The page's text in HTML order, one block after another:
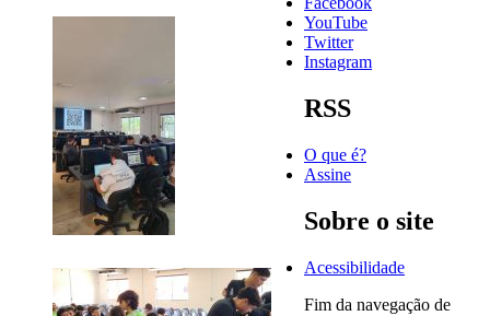
YouTube
Twitter
Instagram
RSS
O que é?
Assine
Sobre o site
Acessibilidade
Fim da navegação de